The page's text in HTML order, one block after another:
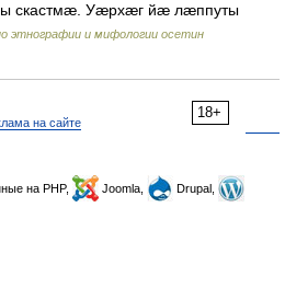
скастмæ. Уæрхæг йæ лæппуты
этнографии и мифологии осетин
18+
на сайте
на PHP, Joomla,
Drupal,